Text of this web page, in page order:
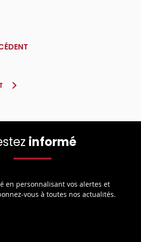
informé
en personnalisant vos alertes et
vous à toutes nos actualités.